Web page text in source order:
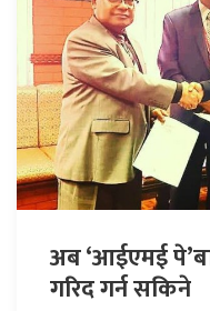
अब ‘आईएमई
गरिद गर्न सकिने